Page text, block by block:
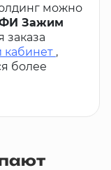
можно
Зажим
заказа
кабинет ,
более